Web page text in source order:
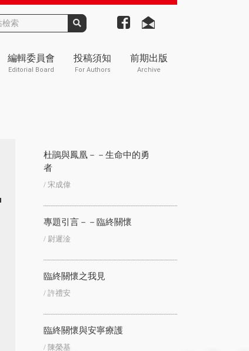
編輯委員會
Editorial Board
投稿須知
For Authors
前期出版
Archive
杜鵑與鳳凰－－生命中的勇
者
/ 宋成偉
專題引言－－臨終關懷
/ 尉遲淦
臨終關懷之我見
/ 許禮安
臨終關懷與安寧療護
/ 陳榮基